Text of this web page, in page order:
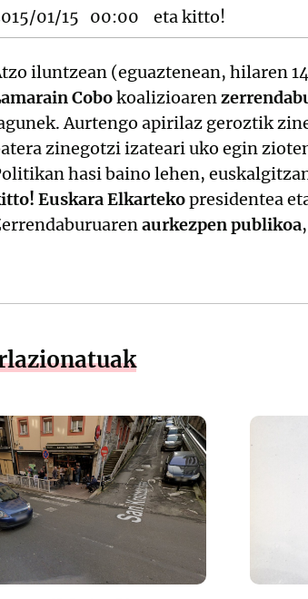
01/15 00:00 eta kitto!
iluntzean (eguaztenean, hilaren
Cobokoalizioaren
Aurtengo apirilaz geroztik
zinegotzi izateari uko egin
hasi baino lehen,
Euskara Elkartekopresidentea
aurkezpen publikoa